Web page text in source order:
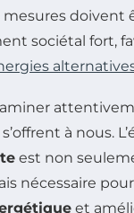
mesures doivent
sociétal fort,
à nous.
est non
nécessaire
et